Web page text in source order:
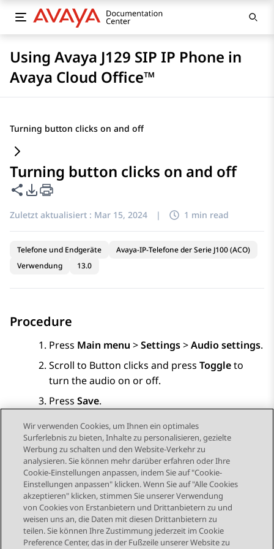
Using Avaya J129 SIP IP Phone in
Avaya Cloud Office™
Turning button clicks on and off
Turning button clicks on and off
Diese Seite teilen
PDF-Exportoptionen
Zuletzt aktualisiert : Mar 15, 2024 | 1 min read
Telefone und Endgeräte
Avaya-IP-Telefone der Serie J100 (ACO)
Verwendung
13.0
Procedure
Press Main menu >Settings>Audio settings.
Scroll to Button clicks and press Toggleto
turn the audio on or off.
Press Save.
Send Feedback
Themennavigation
Vorheriges Thema Nächstes Thema
Wir verwenden Cookies, um Ihnen ein optimales
Surferlebnis zu bieten, Inhalte zu personalisieren, gezielte
Werbung zu schalten und den Website-Verkehr zu
analysieren. Sie können mehr darüber erfahren oder Ihre
Cookie-Einstellungen anpassen, indem Sie auf "Cookie-
Einstellungen anpassen" klicken. Wenn Sie auf "Alle Cookies
akzeptieren" klicken, stimmen Sie unserer Verwendung
von Cookies von Erstanbietern und Drittanbietern zu und
weisen uns an, die Daten mit diesen Drittanbietern zu
teilen. Sie können Ihre Zustimmung jederzeit im Cookie
Preference Center, das in der Fußzeile unserer Website zu